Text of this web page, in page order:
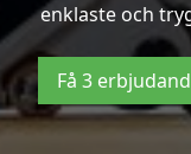
enklaste och
Få 3